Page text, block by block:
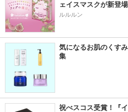
ェイスマスクが新登場
ルルルン
気になるお肌のくす
集
祝べスコス受賞！『